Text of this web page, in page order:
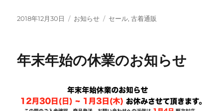
投
2018年12月30日
カ
ー
お知らせ
タ
セール,古着通販
年末年始の休業のお知らせ